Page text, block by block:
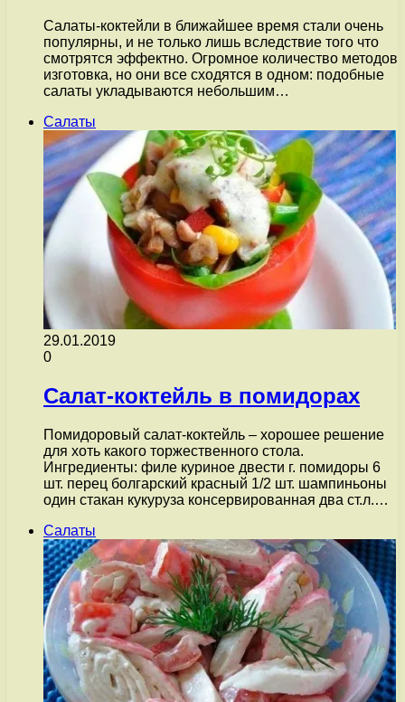
Салаты-коктейли в ближайшее время стали очень
популярны, и не только лишь вследствие того что
смотрятся эффектно. Огромное количество методов
изготовка, но они все сходятся в одном: подобные
салаты укладываются небольшим…
Салаты
29.01.2019
0
Салат-коктейль в помидорах
Помидоровый салат-коктейль – хорошее решение
для хоть какого торжественного стола.
Ингредиенты: филе куриное двести г. помидоры 6
шт. перец болгарский красный 1/2 шт. шампиньоны
один стакан кукуруза консервированная два ст.л.…
Салаты